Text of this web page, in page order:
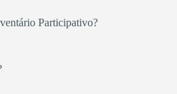
Participativo?